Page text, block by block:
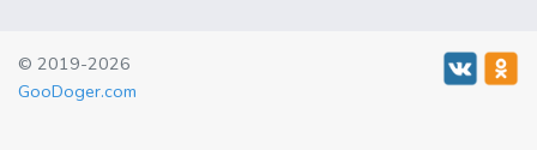
© 2019-2026
GooDoger.com